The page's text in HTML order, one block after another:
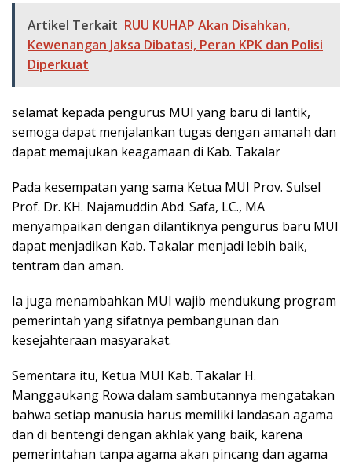
Artikel Terkait RUU KUHAP Akan Disahkan,
Kewenangan Jaksa Dibatasi, Peran KPK dan Polisi
Diperkuat
selamat kepada pengurus MUI yang baru di lantik,
semoga dapat menjalankan tugas dengan amanah dan
dapat memajukan keagamaan di Kab. Takalar
Pada kesempatan yang sama Ketua MUI Prov. Sulsel
Prof. Dr. KH. Najamuddin Abd. Safa, LC., MA
menyampaikan dengan dilantiknya pengurus baru MUI
dapat menjadikan Kab. Takalar menjadi lebih baik,
tentram dan aman.
Ia juga menambahkan MUI wajib mendukung program
pemerintah yang sifatnya pembangunan dan
kesejahteraan masyarakat.
Sementara itu, Ketua MUI Kab. Takalar H.
Manggaukang Rowa dalam sambutannya mengatakan
bahwa setiap manusia harus memiliki landasan agama
dan di bentengi dengan akhlak yang baik, karena
pemerintahan tanpa agama akan pincang dan agama